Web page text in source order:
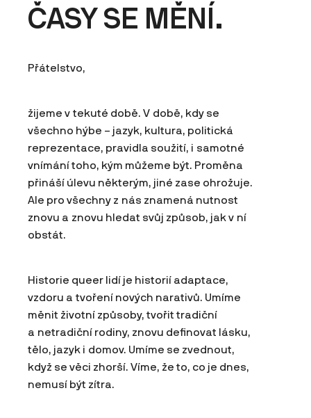
ČASY SE MĚNÍ.
Přátelstvo,
žijeme v tekuté době. V době, kdy se
všechno hýbe – jazyk, kultura, politická
reprezentace, pravidla soužití, i samotné
vnímání toho, kým můžeme být. Proměna
přináší úlevu některým, jiné zase ohrožuje.
Ale pro všechny z nás znamená nutnost
znovu a znovu hledat svůj způsob, jak v ní
obstát.
Historie queer lidí je historií adaptace,
vzdoru a tvoření nových narativů. Umíme
měnit životní způsoby, tvořit tradiční
a netradiční rodiny, znovu definovat lásku,
tělo, jazyk i domov. Umíme se zvednout,
když se věci zhorší. Víme, že to, co je dnes,
nemusí být zítra.